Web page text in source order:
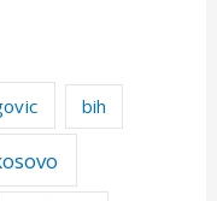
bih